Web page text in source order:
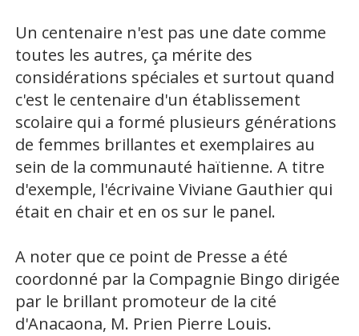
Un centenaire n'est pas une date comme
toutes les autres, ça mérite des
considérations spéciales et surtout quand
c'est le centenaire d'un établissement
scolaire qui a formé plusieurs générations
de femmes brillantes et exemplaires au
sein de la communauté haïtienne. A titre
d'exemple, l'écrivaine Viviane Gauthier qui
était en chair et en os sur le panel.
A noter que ce point de Presse a été
coordonné par la Compagnie Bingo dirigée
par le brillant promoteur de la cité
d'Anacaona, M. Prien Pierre Louis.